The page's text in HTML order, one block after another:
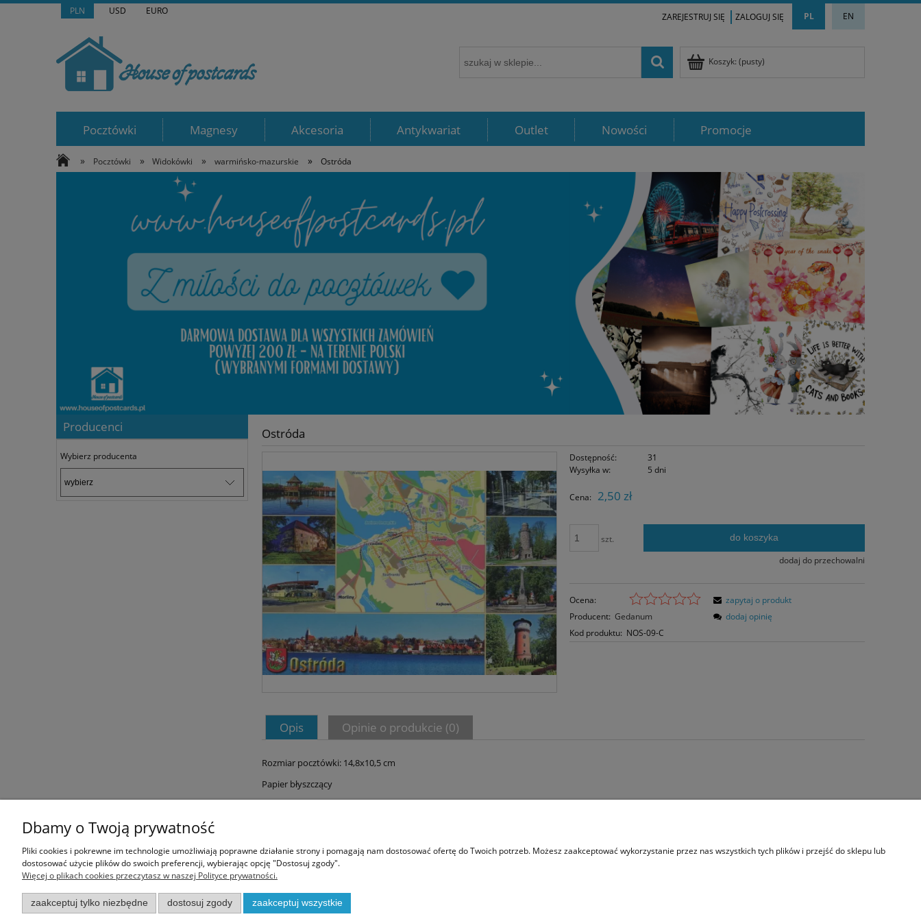
PLN USD EURO PL EN
ZAREJESTRUJ SIĘ ZALOGUJ SIĘ
Koszyk: (pusty)
Pocztówki Magnesy Akcesoria Antykwariat Outlet Nowości Promocje
» Pocztówki » Widokówki » warmińsko-mazurskie » Ostróda
Producenci
Wybierz producenta
Ostróda
Dostępność:
31
Wysyłka w:
5 dni
Cena: 2,50 zł
szt. do koszyka
dodaj do przechowalni
Ocena:
Producent: Gedanum
Kod produktu: NOS-09-C
zapytaj o produkt
dodaj opinię
Opis Opinie o produkcie (0)
Rozmiar pocztówki: 14,8x10,5 cm
Papier błyszczący
Informacje
Regulamin
Polityka prywatności
Zwroty i reklamacje
Koszty dostawy
Twoje zamówienia
Przechowalnia
Dbamy o Twoją prywatność
Pliki cookies i pokrewne im technologie umożliwiają poprawne działanie strony i pomagają nam dostosować ofertę do Twoich potrzeb. Możesz zaakceptować wykorzystanie przez nas wszystkich tych plików i przejść do sklepu lub
dostosować użycie plików do swoich preferencji, wybierając opcję "Dostosuj zgody".
Więcej o plikach cookies przeczytasz w naszej Polityce prywatności.
zaakceptuj tylko niezbędne dostosuj zgody zaakceptuj wszystkie